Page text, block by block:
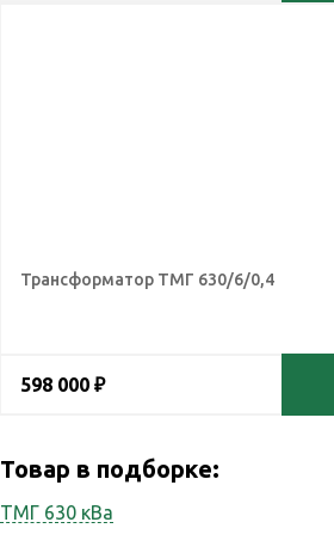
Трансформатор ТМГ 630/6/0,4
598 000 ₽
Товар в подборке:
ТМГ 630 кВа